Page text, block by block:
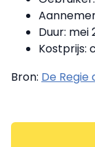
Duur: mei
Kostprijs:
Bron: De Regie